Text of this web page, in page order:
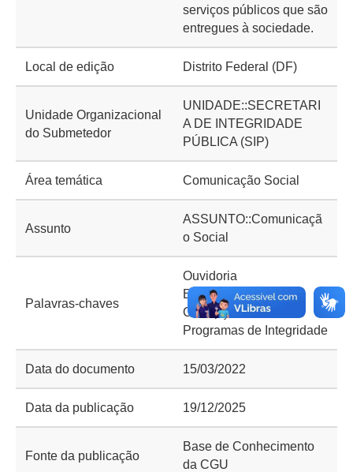
serviços públicos que são
entregues à sociedade.
Local de edição Distrito Federal (DF)
Unidade Organizacional
do Submetedor
UNIDADE::SECRETARI
A DE INTEGRIDADE
PÚBLICA (SIP)
Área temática Comunicação Social
Assunto
ASSUNTO::Comunicaçã
o Social
Palavras-chaves
Ouvidoria
Enfrentamento à
Corrupção
Programas de Integridade
Data do documento 15/03/2022
Data da publicação 19/12/2025
Fonte da publicação
Base de Conhecimento
da CGU